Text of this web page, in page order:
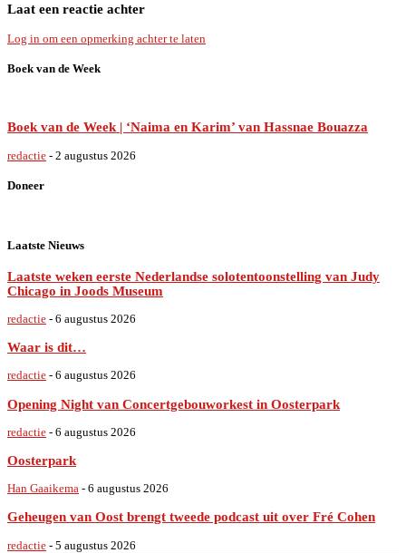
Laat een reactie achter
Log in om een opmerking achter te laten
Boek van de Week
Boek van de Week | ‘Naima en Karim’ van Hassnae Bouazza
redactie - 2 augustus 2026
Doneer
Laatste Nieuws
Laatste weken eerste Nederlandse solotentoonstelling van Judy
Chicago in Joods Museum
redactie - 6 augustus 2026
Waar is dit…
redactie - 6 augustus 2026
Opening Night van Concertgebouworkest in Oosterpark
redactie - 6 augustus 2026
Oosterpark
Han Gaaikema - 6 augustus 2026
Geheugen van Oost brengt tweede podcast uit over Fré Cohen
redactie - 5 augustus 2026